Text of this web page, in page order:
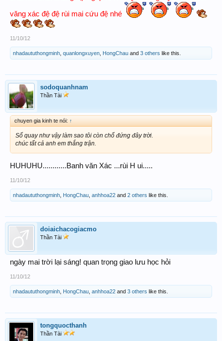
văng xác đệ đệ rùi mai cứu đệ nhé
11/10/12
nhadaututhongminh quanlongxuyen HongChau and 3 others like this.
sodoquanhnam
Thần Tài
chuyen gia kinh te nói: ↑
Số quay như vậy làm sao tôi còn chổ đứng đây trời.
chúc tất cả anh em thắng trận.
HUHUHU............Banh văn Xác ...rùi H ui.....
11/10/12
nhadaututhongminh HongChau anhhoa22 and 2 others like this.
doiaichacogiacmo
Thần Tài
ngày mai trời lại sáng! quan trọng giao lưu học hỏi
11/10/12
nhadaututhongminh HongChau anhhoa22 and 3 others like this.
tongquocthanh
Thần Tài